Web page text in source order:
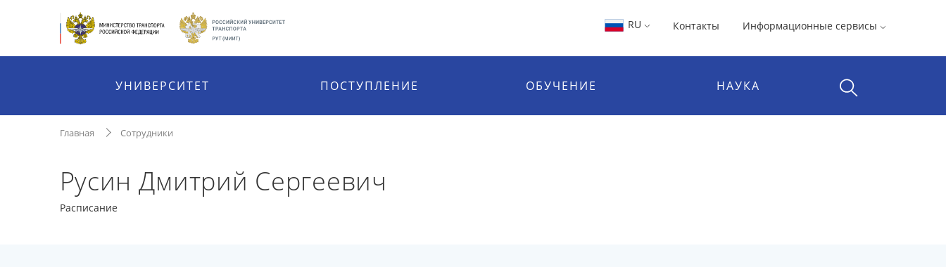
RU Контакты Информационные сервисы
УНИВЕРСИТЕТ ПОСТУПЛЕНИЕ ОБУЧЕНИЕ НАУКА
Главная Сотрудники
Русин Дмитрий Сергеевич
Расписание